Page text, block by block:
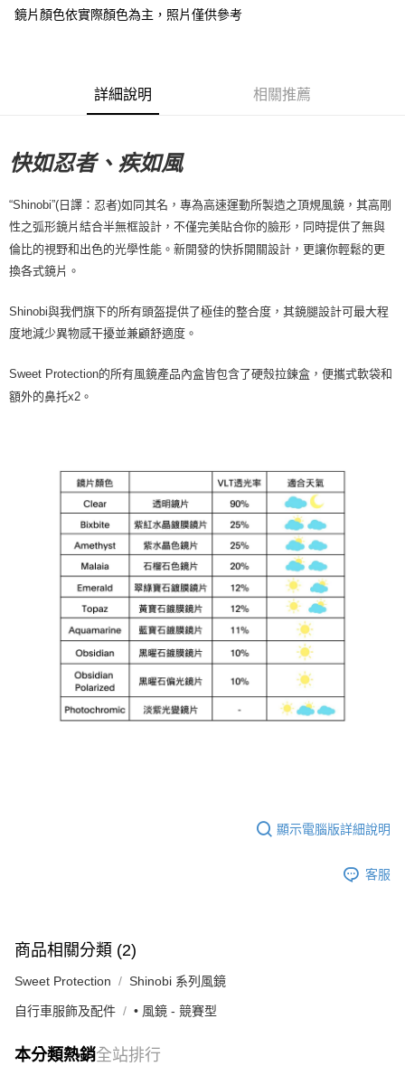
每筆NT$130，滿NT$10,000(含以上)免運費
鏡片顏色依實際顏色為主，照片僅供參考
詳細說明 相關推薦
快如忍者、疾如風
“Shinobi”(日譯：忍者)如同其名，專為高速運動所製造之頂規風鏡，其高剛
性之弧形鏡片結合半無框設計，不僅完美貼合你的臉形，同時提供了無與
倫比的視野和出色的光學性能。新開發的快拆開關設計，更讓你輕鬆的更
換各式鏡片。
Shinobi與我們旗下的所有頭盔提供了極佳的整合度，其鏡腿設計可最大程
度地減少異物感干擾並兼顧舒適度。
Sweet Protection的所有風鏡產品內盒皆包含了硬殼拉鍊盒，便攜式軟袋和
額外的鼻托x2。
顯示電腦版詳細說明
客服
商品相關分類 (2)
Sweet Protection Shinobi 系列風鏡
自行車服飾及配件 • 風鏡 - 競賽型
本分類熱銷全站排行